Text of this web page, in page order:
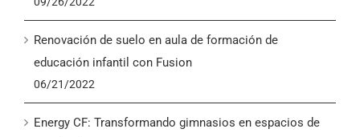
Renovación de suelo en aula de formación de
educación infantil con Fusion
06/21/2022
Energy CF: Transformando gimnasios en espacios de